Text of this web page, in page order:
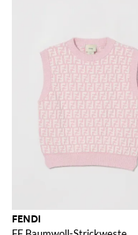
FENDI